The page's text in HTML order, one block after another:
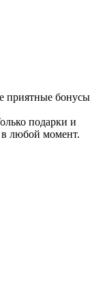
приятные бонусы
подарки и
в любой момент.